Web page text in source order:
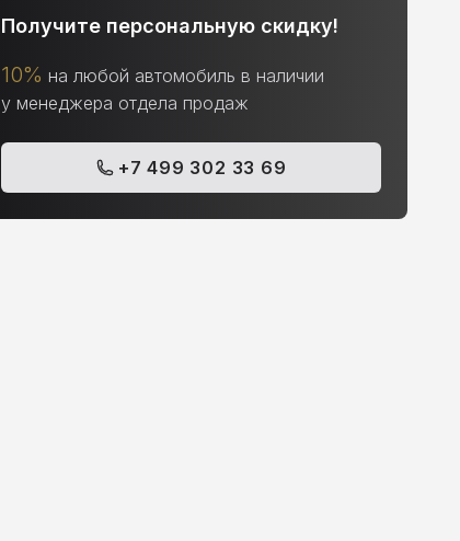
Получите персональную скидку!
10% на любой автомобиль в наличии
у менеджера отдела продаж
+7 499 302 33 69